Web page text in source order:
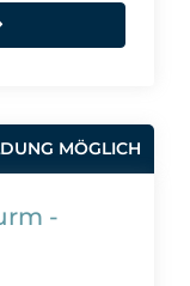
MÖGLICH
-